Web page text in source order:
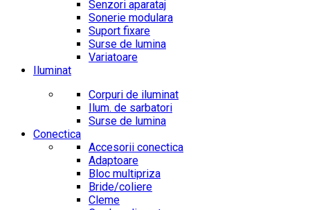
Senzori aparataj
Sonerie modulara
Suport fixare
Surse de lumina
Variatoare
Iluminat
Corpuri de iluminat
Ilum. de sarbatori
Surse de lumina
Conectica
Accesorii conectica
Adaptoare
Bloc multipriza
Bride/coliere
Cleme